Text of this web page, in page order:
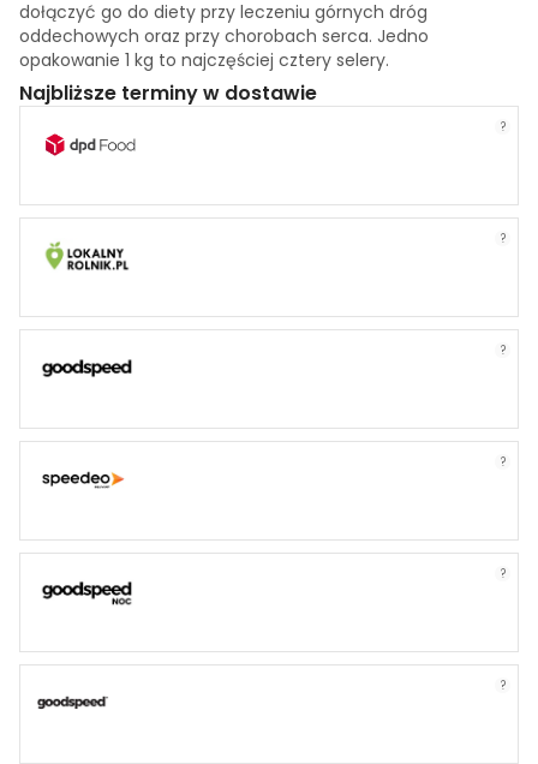
dołączyć go do diety przy leczeniu górnych dróg
oddechowych oraz przy chorobach serca. Jedno
opakowanie 1 kg to najczęściej cztery selery.
Najbliższe terminy w dostawie
?
?
?
?
?
?